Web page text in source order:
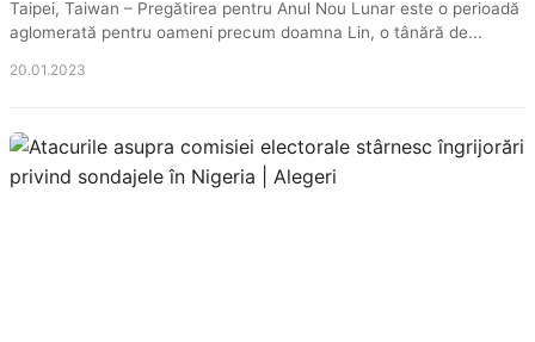
Taipei, Taiwan – Pregătirea pentru Anul Nou Lunar este o perioadă
aglomerată pentru oameni precum doamna Lin, o tânără de...
20.01.2023